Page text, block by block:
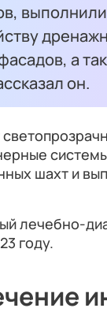
а
он.
шахт и
лечебно-
году.